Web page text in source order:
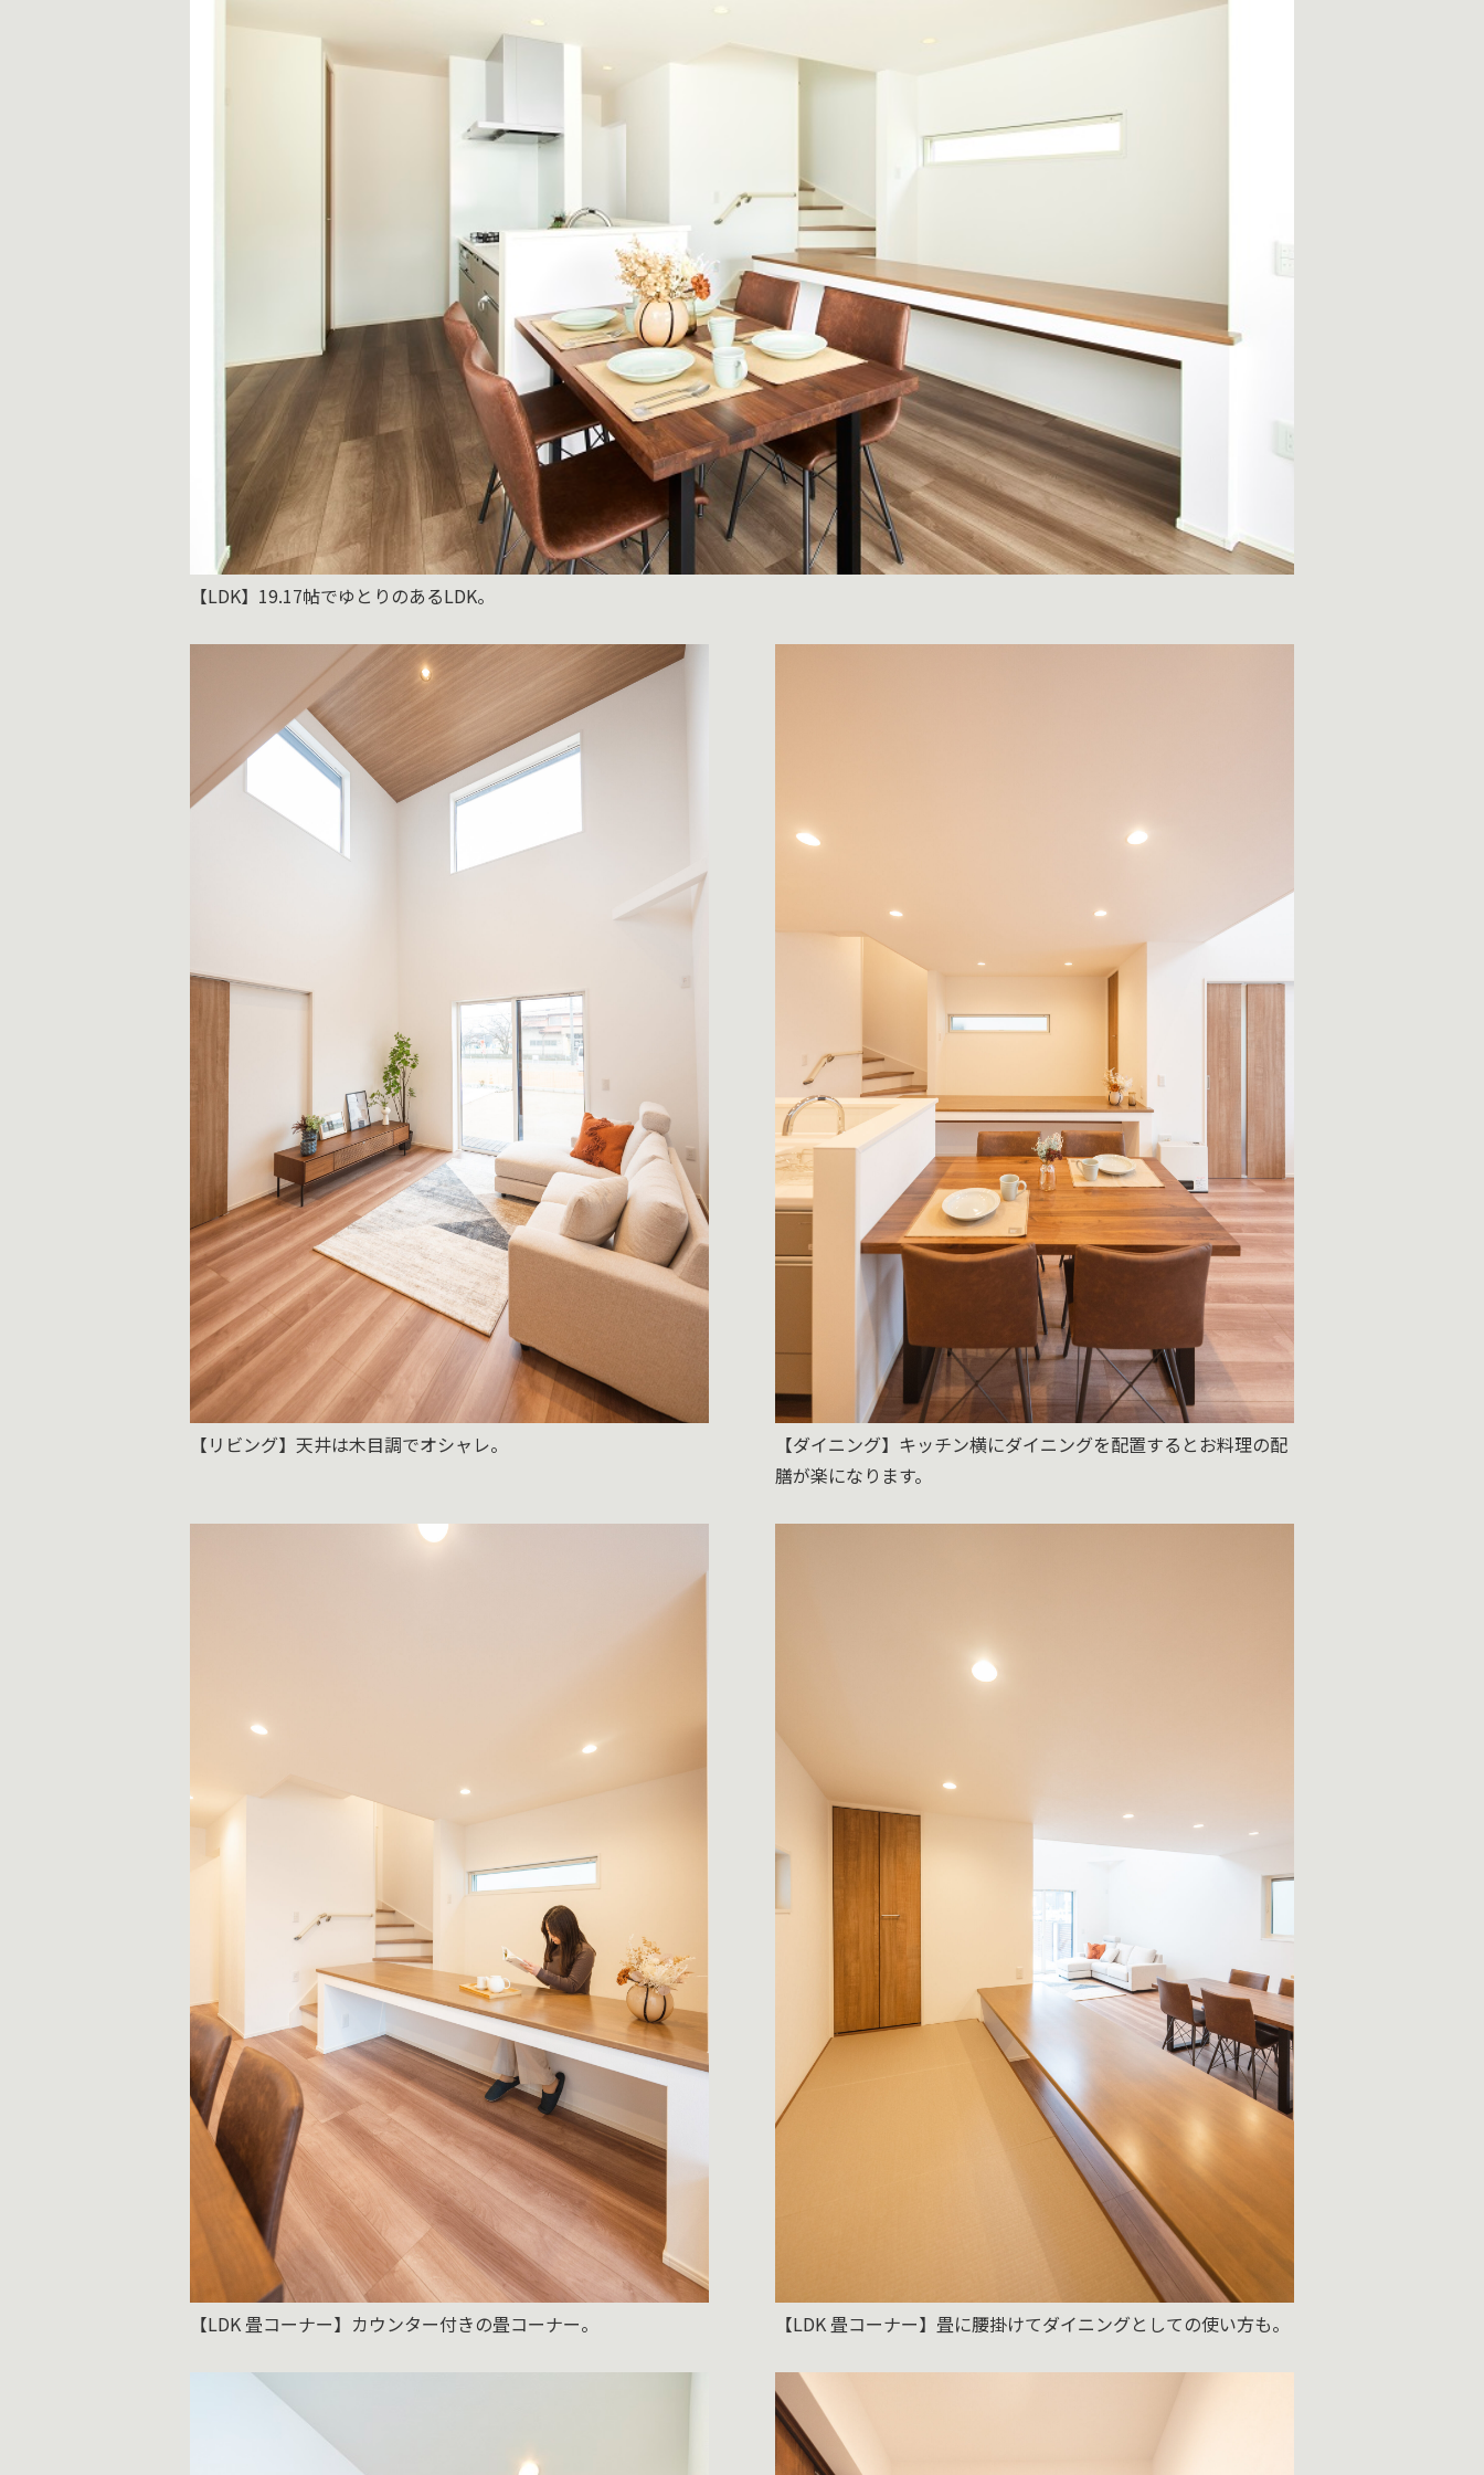
【LDK】19.17帖でゆとりのあるLDK。
【リビング】天井は木目調でオシャレ。
【ダイニング】キッチン横にダイニングを配置するとお料理の配
膳が楽になります。
【LDK 畳コーナー】カウンター付きの畳コーナー。 【LDK 畳コーナー】畳に腰掛けてダイニングとしての使い方も。